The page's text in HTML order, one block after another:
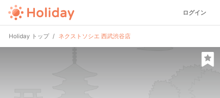
ログイン
Holiday トップ ネクストソシエ 西武渋谷店